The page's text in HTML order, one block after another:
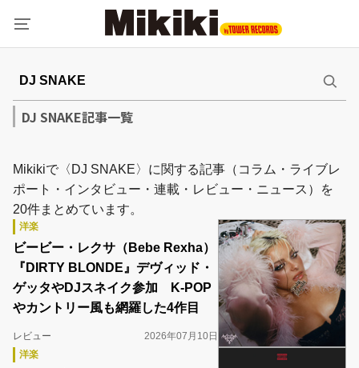
DJ SNAKE記事一覧
Mikikiで〈DJ SNAKE〉に関する記事（コラム・ライブレ
ポート・インタビュー・連載・レビュー・ニュース）を
20件まとめています。
洋楽
ビービー・レクサ（Bebe Rexha）
『DIRTY BLONDE』デヴィッド・
ゲッタやDJスネイク参加 K-POP
やカントリー風も網羅した4作目
レビュー
2026年07月10日
洋楽